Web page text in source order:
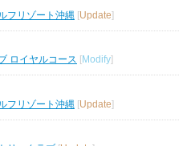
フリゾート沖縄 [Update]
ロイヤルコース [Modify]
フリゾート沖縄 [Update]